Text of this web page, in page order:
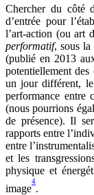
Chercher du côté
d’entrée pour
l’art-action (ou art
performatif, sous la
(publié en 2013
potentiellement des
un jour différent,
performance entre
(nous pourrions
de présence). Il
rapports entre
entre
et les
physique et
image
4
.